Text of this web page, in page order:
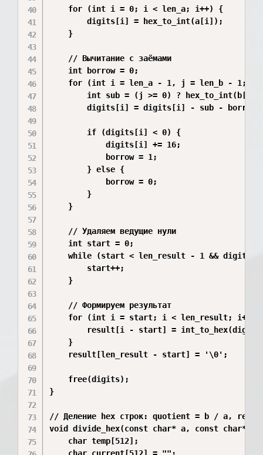
    for (int i = 0; i < len_a; i++) {
        digits[i] = hex_to_int(a[i]);
    }
    // Вычитание с заёмами
    int borrow = 0;
for (int i = len_a - 1, j = len_b - 1; i
int sub = (j >= 0) ? hex_to_int(b[j])
        digits[i] = digits[i] - sub - borrow;
        if (digits[i] < 0) {
            digits[i] += 16;
            borrow = 1;
        } else {
            borrow = 0;
        }
    }
    // Удаляем ведущие нули
    int start = 0;
while (start < len_result - 1 &&
        start++;
    }
    // Формируем результат
for (int i = start; i < len_result; i++)
result[i - start] =
    }
    result[len_result - start] = '\0';
    free(digits);
}
// Деление hex строк: quotient = b / a,
void divide_hex(const char* a, const char*
    char temp[512];